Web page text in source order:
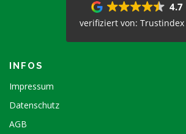
4.7
verifiziert von: Trustindex
INFOS
Impressum
Datenschutz
AGB